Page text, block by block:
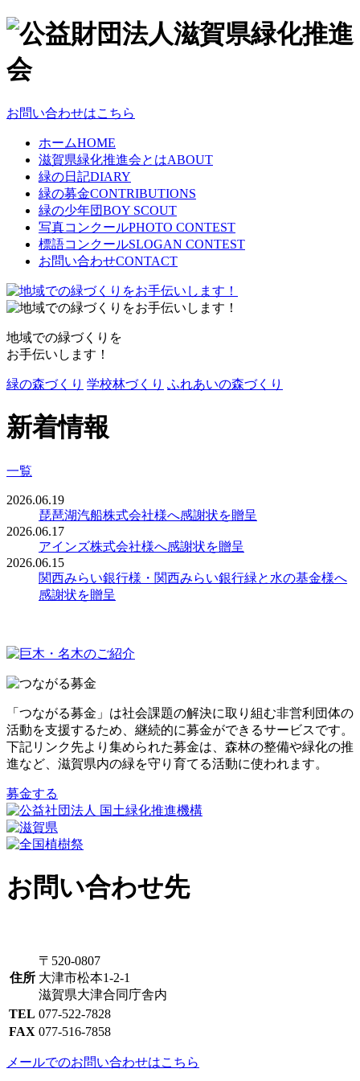
お問い合わせはこちら
ホームHOME
滋賀県緑化推進会とはABOUT
緑の日記DIARY
緑の募金CONTRIBUTIONS
緑の少年団BOY SCOUT
写真コンクールPHOTO CONTEST
標語コンクールSLOGAN CONTEST
お問い合わせCONTACT
地域での緑づくりを
お手伝いします！
緑の森づくり 学校林づくり ふれあいの森づくり
新着情報
一覧
2026.06.19
琵琶湖汽船株式会社様へ感謝状を贈呈
2026.06.17
アインズ株式会社様へ感謝状を贈呈
2026.06.15
関西みらい銀行様・関西みらい銀行緑と水の基金様へ
感謝状を贈呈
「つながる募金」は社会課題の解決に取り組む非営利団体の
活動を支援するため、継続的に募金ができるサービスです。
下記リンク先より集められた募金は、森林の整備や緑化の推
進など、滋賀県内の緑を守り育てる活動に使われます。
募金する
お問い合わせ先
住所
〒520-0807
大津市松本1-2-1
滋賀県大津合同庁舎内
TEL 077-522-7828
FAX 077-516-7858
メールでのお問い合わせはこちら